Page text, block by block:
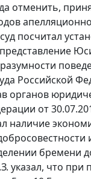
отменить,
посчитал
Российской
органов
от
наличие
бремени
что при